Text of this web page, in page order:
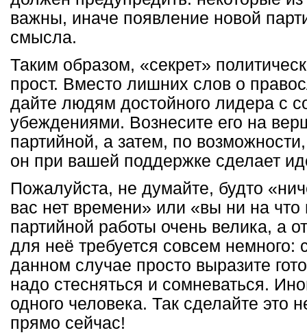
важны, иначе появление новой
смысла.
Таким образом, «секрет»
прост. Вместо лишних слов о
дайте людям достойного лидера с
убеждениями. Вознесите его на
партийной, а затем, по
он при вашей поддержке сделает
Пожалуйста, не думайте, будто
вас нет времени» или «вы ни на
партийной работы очень велика, а
для неё требуется совсем немного:
данном случае просто выразите
надо стесняться и сомневаться.
одного человека. Так сделайте это
прямо сейчас!